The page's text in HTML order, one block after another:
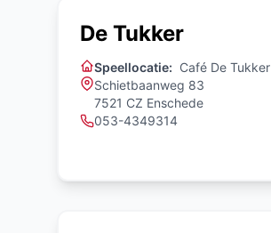
De Tukker
Speellocatie: Café De Tukker
Schietbaanweg 83
7521 CZ Enschede
053-4349314